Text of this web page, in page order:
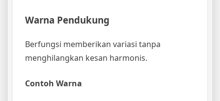
Warna Pendukung
Berfungsi memberikan variasi tanpa
menghilangkan kesan harmonis.
Contoh Warna